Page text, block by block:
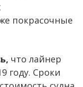
покрасочные
что лайнер
году. Сроки